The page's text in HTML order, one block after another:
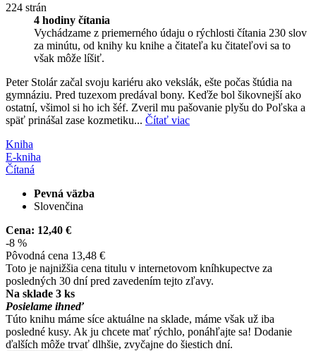
224 strán
4 hodiny čítania
Vychádzame z priemerného údaju o rýchlosti čítania 230 slov
za minútu, od knihy ku knihe a čitateľa ku čitateľovi sa to
však môže líšiť.
Peter Stolár začal svoju kariéru ako vekslák, ešte počas štúdia na
gymnáziu. Pred tuzexom predával bony. Keďže bol šikovnejší ako
ostatní, všimol si ho ich šéf. Zveril mu pašovanie plyšu do Poľska a
späť prinášal zase kozmetiku... Čítať viac
Kniha
E-kniha
Čítaná
Pevná väzba
Slovenčina
Cena: 12,40 €
-8 %
Pôvodná cena 13,48 €
Toto je najnižšia cena titulu v internetovom kníhkupectve za
posledných 30 dní pred zavedením tejto zľavy.
Na sklade 3 ks
Posielame ihneď
Túto knihu máme síce aktuálne na sklade, máme však už iba
posledné kusy. Ak ju chcete mať rýchlo, ponáhľajte sa! Dodanie
ďalších môže trvať dlhšie, zvyčajne do šiestich dní.